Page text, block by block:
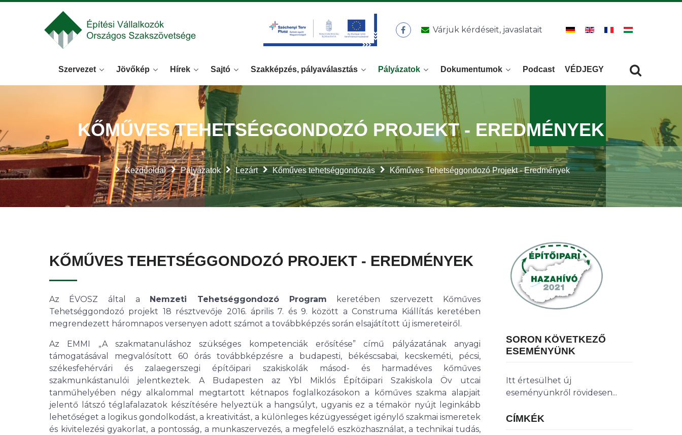
Várjuk kérdéseit, javaslatait
Szervezet Jövőkép Hírek Sajtó Szakképzés, pályaválasztás Pályázatok Dokumentumok Podcast VÉDJEGY
Kezdőoldal Pályázatok Lezárt Kőműves tehetséggondozás Kőműves Tehetséggondozó Projekt - Eredmények
KŐMŰVES TEHETSÉGGONDOZÓ PROJEKT - EREDMÉNYEK
KŐMŰVES TEHETSÉGGONDOZÓ PROJEKT - EREDMÉNYEK
Az ÉVOSZ által a Nemzeti Tehetséggondozó Program keretében szervezett Kőműves
Tehetséggondozó projekt 18 résztvevője 2016. április 7. és 9. között a Construma Kiállítás keretében
megrendezett háromnapos versenyen adott számot a továbbképzés során elsajátított új ismereteiről.
Az EMMI „A szakmatanuláshoz szükséges kompetenciák erősítése” című pályázatának anyagi
támogatásával megvalósított 60 órás továbbképzésre a budapesti, békéscsabai, kecskeméti, pécsi,
székesfehérvári és zalaegerszegi építőipari szakiskolák másod- és harmadéves kőműves
szakmunkástanulói jelentkeztek. A Budapesten az Ybl Miklós Építőipari Szakiskola Öv utcai
tanműhelyében négy alkalommal megtartott kétnapos foglalkozásokon a kőműves szakma alapjait
jelentő látszó téglafalazatok készítésére helyeztük a hangsúlyt, ugyanis ez a témakör nyújt leginkább
lehetőséget a logikus gondolkodást, a kreativitást, a különleges kézügyességet igénylő szakmai ismeretek
és kivitelezési gyakorlat, a pontosság, a munkaszervezés, a megfelelő eszközhasználat, a technikai tudás,
SORON KÖVETKEZŐ
ESEMÉNYÜNK
Itt értesülhet új
eseményünkről rövidesen...
CÍMKÉK